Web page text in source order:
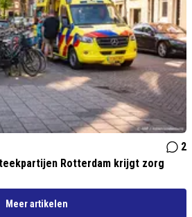
2
Rotterdam krijgt zorg
Meer artikelen